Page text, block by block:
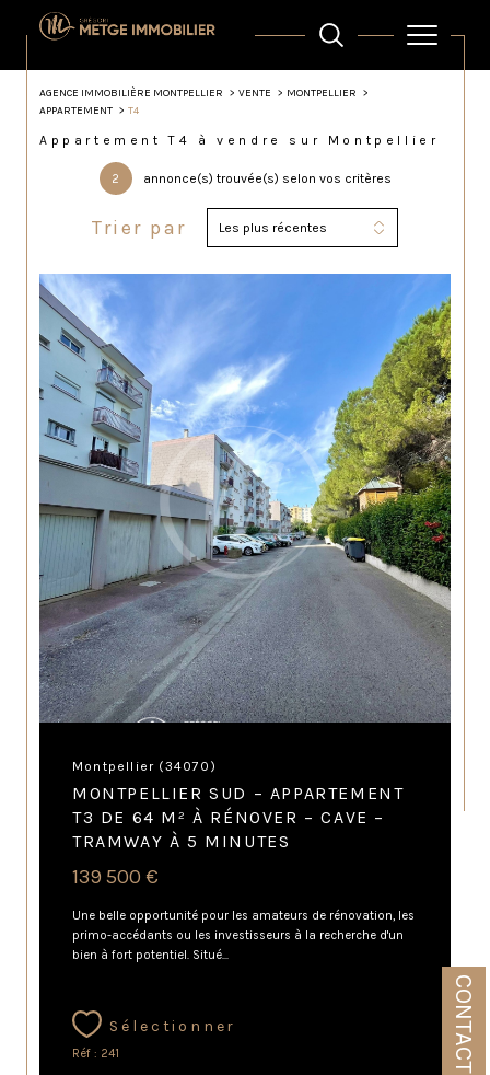
CONTACT
AGENCE IMMOBILIÈRE MONTPELLIER VENTE
MONTPELLIER
APPARTEMENT
T4
Appartement T4 à vendre sur Montpellier
2 annonce(s) trouvée(s) selon vos critères
Trier par Les plus récentes
Montpellier (34070)
MONTPELLIER SUD – APPARTEMENT
T3 DE 64 M² À RÉNOVER – CAVE –
TRAMWAY À 5 MINUTES
139 500 €
Une belle opportunité pour les amateurs de rénovation, les
primo-accédants ou les investisseurs à la recherche d'un
bien à fort potentiel. Situé...
Sélectionner
Réf : 241